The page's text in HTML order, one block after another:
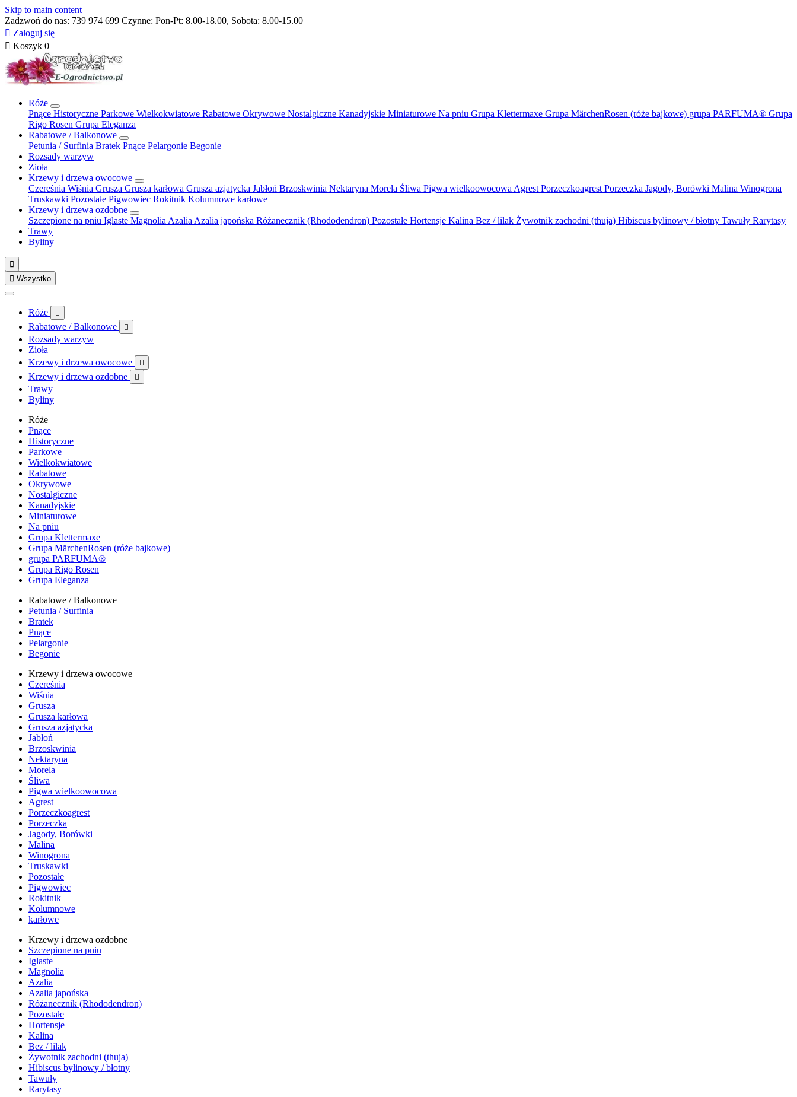
Skip to main content
Zadzwoń do nas: 739 974 699 Czynne: Pon-Pt: 8.00-18.00, Sobota: 8.00-15.00
 Zaloguj się
 Koszyk 0
Róże
Pnące Historyczne Parkowe Wielkokwiatowe Rabatowe Okrywowe Nostalgiczne Kanadyjskie Miniaturowe Na pniu Grupa Klettermaxe Grupa MärchenRosen (róże bajkowe) grupa PARFUMA® Grupa
Rigo Rosen Grupa Eleganza
Rabatowe / Balkonowe
Petunia / Surfinia Bratek Pnące Pelargonie Begonie
Rozsady warzyw
Zioła
Krzewy i drzewa owocowe
Czereśnia Wiśnia Grusza Grusza karłowa Grusza azjatycka Jabłoń Brzoskwinia Nektaryna Morela Śliwa Pigwa wielkoowocowa Agrest Porzeczkoagrest Porzeczka Jagody, Borówki Malina Winogrona
Truskawki Pozostałe Pigwowiec Rokitnik Kolumnowe karłowe
Krzewy i drzewa ozdobne
Szczepione na pniu Iglaste Magnolia Azalia Azalia japońska Różanecznik (Rhododendron) Pozostałe Hortensje Kalina Bez / lilak Żywotnik zachodni (thuja) Hibiscus bylinowy / błotny Tawuły Rarytasy
Trawy
Byliny

 Wszystko
Róże 
Rabatowe / Balkonowe 
Rozsady warzyw
Zioła
Krzewy i drzewa owocowe

Krzewy i drzewa ozdobne 
Trawy
Byliny
Róże
Pnące
Historyczne
Parkowe
Wielkokwiatowe
Rabatowe
Okrywowe
Nostalgiczne
Kanadyjskie
Miniaturowe
Na pniu
Grupa Klettermaxe
Grupa MärchenRosen (róże bajkowe)
grupa PARFUMA®
Grupa Rigo Rosen
Grupa Eleganza
Rabatowe / Balkonowe
Petunia / Surfinia
Bratek
Pnące
Pelargonie
Begonie
Krzewy i drzewa owocowe
Czereśnia
Wiśnia
Grusza
Grusza karłowa
Grusza azjatycka
Jabłoń
Brzoskwinia
Nektaryna
Morela
Śliwa
Pigwa wielkoowocowa
Agrest
Porzeczkoagrest
Porzeczka
Jagody, Borówki
Malina
Winogrona
Truskawki
Pozostałe
Pigwowiec
Rokitnik
Kolumnowe
karłowe
Krzewy i drzewa ozdobne
Szczepione na pniu
Iglaste
Magnolia
Azalia
Azalia japońska
Różanecznik (Rhododendron)
Pozostałe
Hortensje
Kalina
Bez / lilak
Żywotnik zachodni (thuja)
Hibiscus bylinowy / błotny
Tawuły
Rarytasy